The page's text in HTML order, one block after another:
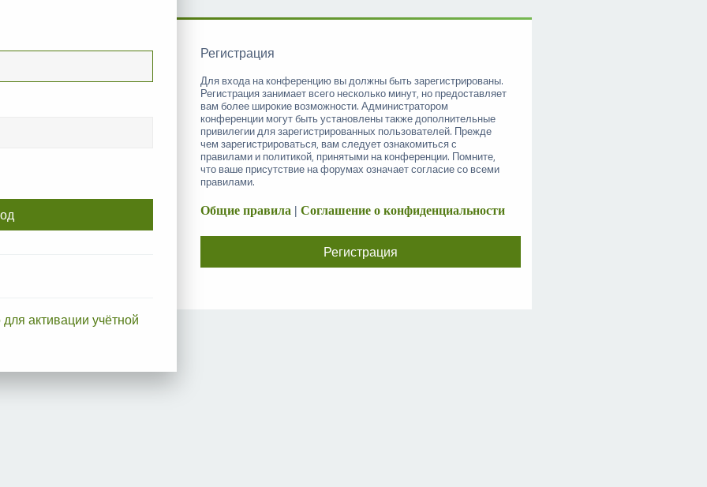
активации учётной
Регистрация
Для входа на конференцию вы должны быть зарегистрированы.
Регистрация занимает всего несколько минут, но предоставляет
вам более широкие возможности. Администратором
конференции могут быть установлены также дополнительные
привилегии для зарегистрированных пользователей. Прежде
чем зарегистрироваться, вам следует ознакомиться с
правилами и политикой, принятыми на конференции. Помните,
что ваше присутствие на форумах означает согласие со всеми
правилами.
Общие правила | Соглашение о конфиденциальности
Регистрация